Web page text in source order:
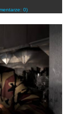
0)